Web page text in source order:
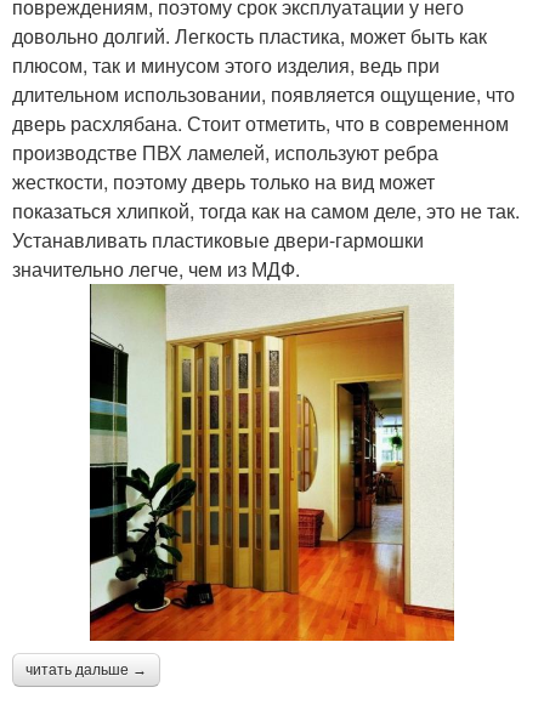
повреждениям, поэтому срок эксплуатации у него
довольно долгий. Легкость пластика, может быть как
плюсом, так и минусом этого изделия, ведь при
длительном использовании, появляется ощущение, что
дверь расхлябана. Стоит отметить, что в современном
производстве ПВХ ламелей, используют ребра
жесткости, поэтому дверь только на вид может
показаться хлипкой, тогда как на самом деле, это не так.
Устанавливать пластиковые двери-гармошки
значительно легче, чем из МДФ.
читать дальше →